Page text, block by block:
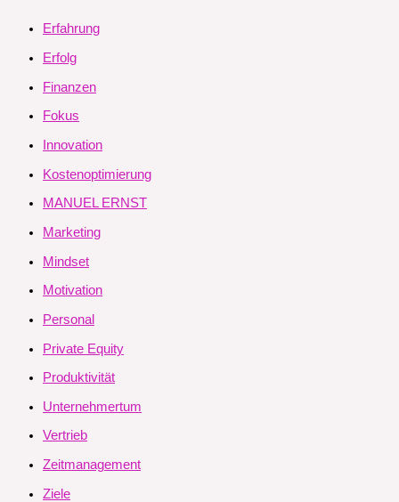
Erfahrung
Erfolg
Finanzen
Fokus
Innovation
Kostenoptimierung
MANUEL ERNST
Marketing
Mindset
Motivation
Personal
Private Equity
Produktivität
Unternehmertum
Vertrieb
Zeitmanagement
Ziele